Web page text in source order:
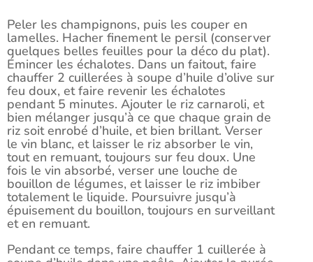
Peler les champignons, puis les couper en
lamelles. Hacher finement le persil (conserver
quelques belles feuilles pour la déco du plat).
Émincer les échalotes. Dans un faitout, faire
chauffer 2 cuillerées à soupe d’huile d’olive sur
feu doux, et faire revenir les échalotes
pendant 5 minutes. Ajouter le riz carnaroli, et
bien mélanger jusqu’à ce que chaque grain de
riz soit enrobé d’huile, et bien brillant. Verser
le vin blanc, et laisser le riz absorber le vin,
tout en remuant, toujours sur feu doux. Une
fois le vin absorbé, verser une louche de
bouillon de légumes, et laisser le riz imbiber
totalement le liquide. Poursuivre jusqu’à
épuisement du bouillon, toujours en surveillant
et en remuant.
Pendant ce temps, faire chauffer 1 cuillerée à